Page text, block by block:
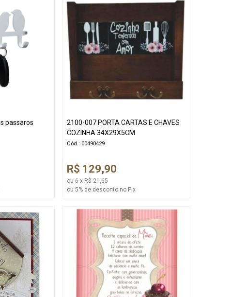
passaros
2100-007 PORTA CARTAS E CHAVES
COZINHA 34X29X5CM
Cód.: 00490429
R$ 129,90
ou 6 x R$ 21,65
ou 5% de desconto no Pix